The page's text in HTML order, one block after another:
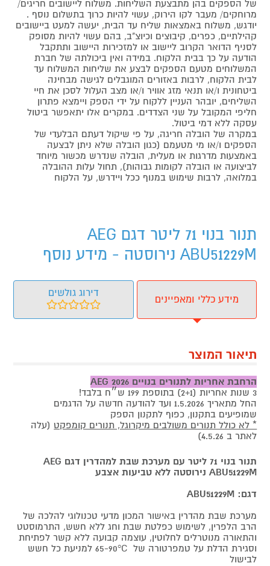
של הספקים בהן מתבצעת השליחות. משלוח ליישובים חריגים/
מרוחקים/ מעבר לקו הירוק, עשוי להיות כרוך בתשלום נוסף .
יודגש, משלוח באמצאות שליח עד הבית, יעשה למעט ביישובים
קהילתיים, כפרים, קיבוצים וכיוצ"ב, בהם עשוי להיות מסופק
לסניף הדואר הקרוב ליישוב או למזכירות היישוב ותתקבל
הודעה על כך בבית הלקוח. במידה ואין ביכולתה של חברת
המשלוחים מטעם הספקים לבצע את שליחות המשלוח עד
לבית הלקוח, לרבות באזורים המוגבלים לגישה מבחינה
ביטחונית ו/או תנאי מזג אוויר ו/או מצב העלול לסכן את חיי
השליחים, יובהר העניין ללקוח על ידי הספק ויימצא פתרון
חליפי המקובל על שני הצדדים. במקרים אלו יתאפשר ביטול
עסקה ללא דמי ביטול.
במקרה של הובלה חריגה, על פי שיקול דעתם הבלעדי של
הספקים ו/או מי מטעמם (כגון הובלה שלא ניתן לבצעה
באמצעות מדרגות או מעלית, הובלה שנדרש מכשור מיוחד
לביצועה או הובלה לקומות גבוהות), תחול עלות ההובלה
במלואה, לרבות שימוש במנוף ככל ויידרש, על הלקוח
תנור בנוי 71 ליטר דגם AEG
ABU51229M נירוסטה - מידע נוסף
מידע כללי ומאפיינים
דירוג גולשים
תיאור המוצר
הרחבת אחריות לתנורים בנויים AEG 2026
3 שנות אחריות (2+1) בתוספת 199 ש״ח בלבד!
החל מתאריך 1.5.2026 ועד להודעה חדשה על הדגמים
שמופיעים בתקנון, כפוף לתקנון הספק
* לא כולל תנורים משולבים מיקרוגל, תנורים קומפקט(עלה
לאתר ב 4.5.26)
תנור בנוי 71 ליטר עם מערכת שבת למהדרין דגם AEG
ABU51229M נירוסטה ללא טביעות אצבע
דגם: ABU51229M
מערכת שבת מהדרין באישור המכון מדעי טכנולוגי להלכה של
הרב הלפרין, לשימוש כפלטת שבת וחג ללא חשש, התרמוסטט
והתאורה מנוטרלים לחלוטין, עוצמה קבועה ללא קשר לפתיחת
וסגירת הדלת על טמפרטורה של 65-90°C למניעת כל חשש
לבישול